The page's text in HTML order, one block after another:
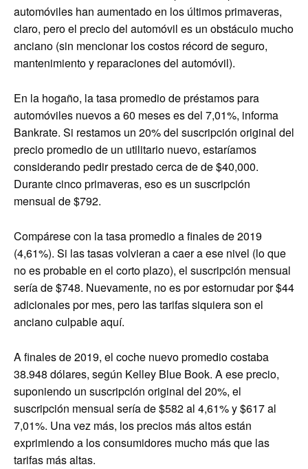
automóviles han aumentado en los últimos primaveras,
claro, pero el precio del automóvil es un obstáculo mucho
anciano (sin mencionar los costos récord de seguro,
mantenimiento y reparaciones del automóvil).
En la hogaño, la tasa promedio de préstamos para
automóviles nuevos a 60 meses es del 7,01%, informa
Bankrate. Si restamos un 20% del suscripción original del
precio promedio de un utilitario nuevo, estaríamos
considerando pedir prestado cerca de de $40,000.
Durante cinco primaveras, eso es un suscripción
mensual de $792.
Compárese con la tasa promedio a finales de 2019
(4,61%). Si las tasas volvieran a caer a ese nivel (lo que
no es probable en el corto plazo), el suscripción mensual
sería de $748. Nuevamente, no es por estornudar por $44
adicionales por mes, pero las tarifas siquiera son el
anciano culpable aquí.
A finales de 2019, el coche nuevo promedio costaba
38.948 dólares, según Kelley Blue Book. A ese precio,
suponiendo un suscripción original del 20%, el
suscripción mensual sería de $582 al 4,61% y $617 al
7,01%. Una vez más, los precios más altos están
exprimiendo a los consumidores mucho más que las
tarifas más altas.